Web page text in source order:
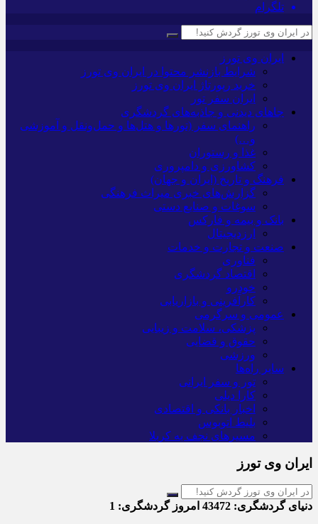
تلگرام
ایران وی تورز
شرایط بازنشر محتوا در ایران وی تورز
خرید رپورتاژ ایران وی تورز
ایران سفر تور
جاهای دیدنی و جاذبه‌های گردشگری
راهنمای سفر (تورها و هتل‌ها و حمل‌و‌نقل و آموزشی
و…)
غذا و رستوران
کشاورزی و دامپروری
فرهنگ و تاریخ (ایران و جهان)
گزارش‌های خبری میراث فرهنگی
سوغات و صنایع دستی
بانک و بیمه و فارکس
ارزدیجیتال
صنعت و تجارت و خدمات
فناوری
اقتصاد گردشگری
خودرو
کارآفرینی و بازاریابی
عمومی و سرگرمی
پزشکی، سلامت و زیبایی
حقوق و قضایی
ورزشی
سایر راه‌ها
تور و سفر ایرانی
کارا دیلی
اخبار بانکی و اقتصادی
بلیط اتوبوس
مسیرهای نجف به کربلا
ایران وی تورز
دنیای گردشگری: امروز گردشگری: